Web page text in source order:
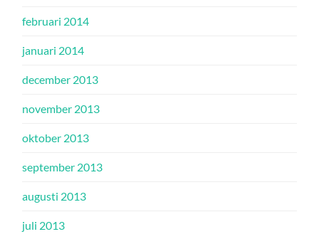
februari 2014
januari 2014
december 2013
november 2013
oktober 2013
september 2013
augusti 2013
juli 2013